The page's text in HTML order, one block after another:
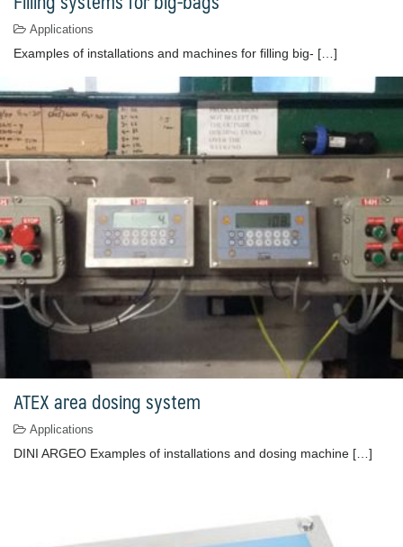
Applications
Examples of installations and machines for filling big- […]
ATEX area dosing system
Applications
DINI ARGEO Examples of installations and dosing machine […]